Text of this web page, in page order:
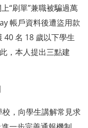
“刷單”兼職被騙過萬
帳戶資料後遭盜用款
40 名 18 歲以下學生
，本人提出三點建
，向學生講解常見求